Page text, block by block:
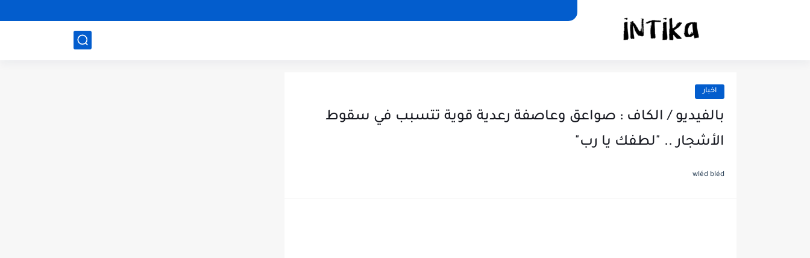
اخبار
بالفيديو / الكاف : صواعق وعاصفة رعدية قوية تتسبب في سقوط
الأشجار .. "لطفك يا رب"
wléd bléd